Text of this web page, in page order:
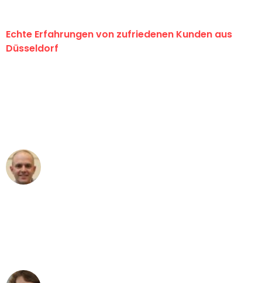
Echte Erfahrungen von zufriedenen Kunden aus
Düsseldorf